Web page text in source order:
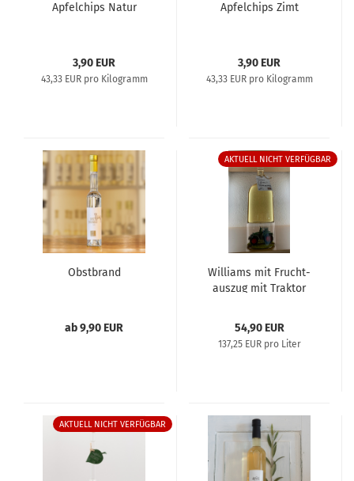
Ap­fel­chips Natur
3,90 EUR
43,33 EUR pro Kilogramm
Ap­fel­chips Zimt
3,90 EUR
43,33 EUR pro Kilogramm
Obst­brand
ab 9,90 EUR
AKTUELL NICHT VERFÜGBAR
Wil­liams mit Frucht­
aus­zug mit Trak­tor
54,90 EUR
137,25 EUR pro Liter
AKTUELL NICHT VERFÜGBAR